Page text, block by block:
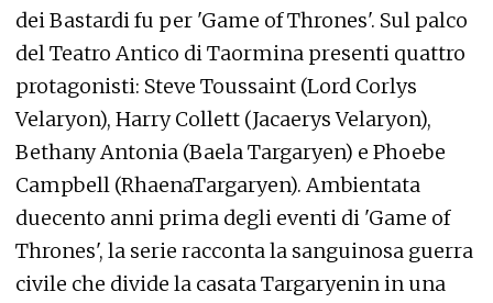
dei Bastardi fu per 'Game of Thrones'. Sul palco
del Teatro Antico di Taormina presenti quattro
protagonisti: Steve Toussaint (Lord Corlys
Velaryon), Harry Collett (Jacaerys Velaryon),
Bethany Antonia (Baela Targaryen) e Phoebe
Campbell (RhaenaTargaryen). Ambientata
duecento anni prima degli eventi di 'Game of
Thrones', la serie racconta la sanguinosa guerra
civile che divide la casata Targaryenin in una